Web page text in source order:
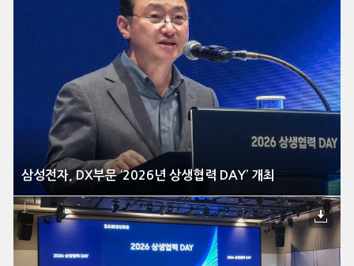
삼성전자, DX부문 ‘2026년 상생협력 DAY’ 개최